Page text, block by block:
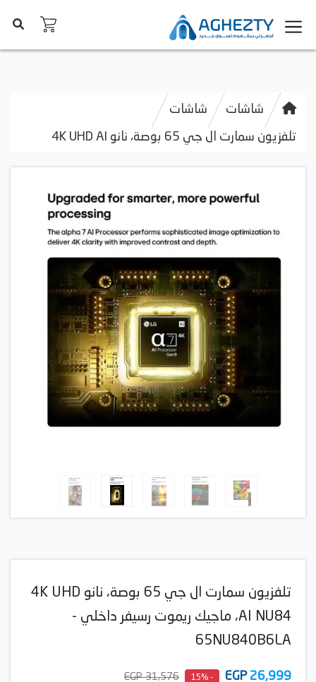
شاشات شاشات
تلفزيون سمارت ال جي 65 بوصة، نانو 4K UHD AI
تلفزيون سمارت ال جي 65 بوصة، نانو 4K UHD
AI NU84، ماجيك ريموت رسيفر داخلي -
65NU840B6LA
26,999
EGP
- 15%
31,576 EGP